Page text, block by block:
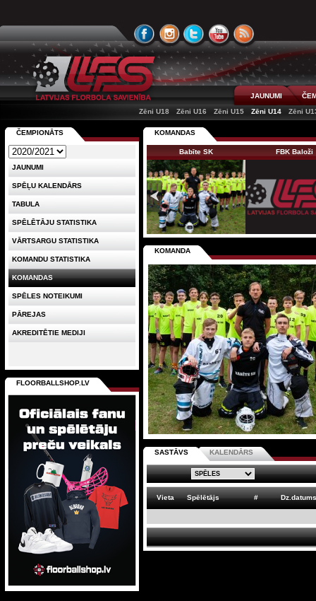
JAUNUMI
Zēni U18
Zēni U16 Zēni U15 Zēni U14 Zēni
KOMANDAS
Babīte SK FBK Baloži
KOMANDA
SASTĀVS KALENDĀRS
Vieta Spēlētājs # Dz.datums
ČEMPIONĀTS
JAUNUMI
SPĒĻU KALENDĀRS
TABULA
SPĒLĒTĀJU STATISTIKA
VĀRTSARGU STATISTIKA
KOMANDU STATISTIKA
KOMANDAS
SPĒLES NOTEIKUMI
PĀREJAS
AKREDITĒTIE MEDIJI
FLOORBALLSHOP.LV